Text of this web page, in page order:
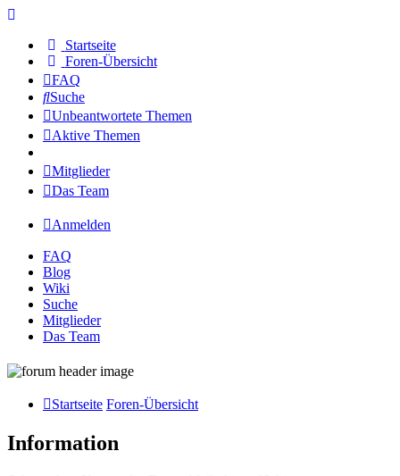
Startseite
Foren-Übersicht
FAQ
Suche
Unbeantwortete Themen
Aktive Themen
Mitglieder
Das Team
Anmelden
FAQ
Blog
Wiki
Suche
Mitglieder
Das Team
Startseite Foren-Übersicht
Information